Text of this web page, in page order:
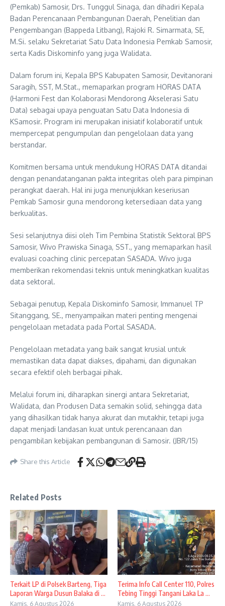
(Pemkab) Samosir, Drs. Tunggul Sinaga, dan dihadiri Kepala
Badan Perencanaan Pembangunan Daerah, Penelitian dan
Pengembangan (Bappeda Litbang), Rajoki R. Simarmata, SE,
M.Si. selaku Sekretariat Satu Data Indonesia Pemkab Samosir,
serta Kadis Diskominfo yang juga Walidata.
​Dalam forum ini, Kepala BPS Kabupaten Samosir, Devitanorani
Saragih, SST, M.Stat., memaparkan program HORAS DATA
(Harmoni Fest dan Kolaborasi Mendorong Akselerasi Satu
Data) sebagai upaya penguatan Satu Data Indonesia di
KSamosir. Program ini merupakan inisiatif kolaboratif untuk
mempercepat pengumpulan dan pengelolaan data yang
berstandar.
​Komitmen bersama untuk mendukung HORAS DATA ditandai
dengan penandatanganan pakta integritas oleh para pimpinan
perangkat daerah. Hal ini juga menunjukkan keseriusan
Pemkab Samosir guna mendorong ketersediaan data yang
berkualitas.
​Sesi selanjutnya diisi oleh Tim Pembina Statistik Sektoral BPS
Samosir, Wivo Prawiska Sinaga, SST., yang memaparkan hasil
evaluasi coaching clinic percepatan SASADA. Wivo juga
memberikan rekomendasi teknis untuk meningkatkan kualitas
data sektoral.
​Sebagai penutup, Kepala Diskominfo Samosir, Immanuel TP
Sitanggang, SE., menyampaikan materi penting mengenai
pengelolaan metadata pada Portal SASADA.
Pengelolaan metadata yang baik sangat krusial untuk
memastikan data dapat diakses, dipahami, dan digunakan
secara efektif oleh berbagai pihak.
​Melalui forum ini, diharapkan sinergi antara Sekretariat,
Walidata, dan Produsen Data semakin solid, sehingga data
yang dihasilkan tidak hanya akurat dan mutakhir, tetapi juga
dapat menjadi landasan kuat untuk perencanaan dan
pengambilan kebijakan pembangunan di Samosir. (JBR/15)
Share this Article
Related Posts
Terkait LP di Polsek Barteng, Tiga
Laporan Warga Dusun Balaka di ...
Kamis, 6 Agustus 2026
Terima Info Call Center 110, Polres
Tebing Tinggi Tangani Laka La ...
Kamis, 6 Agustus 2026